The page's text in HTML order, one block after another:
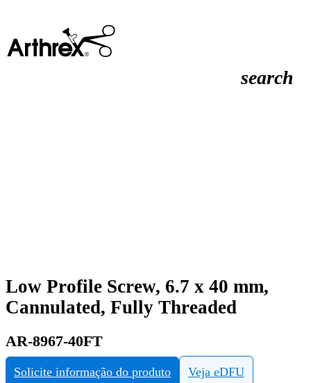
search
Low Profile Screw, 6.7 x 40 mm,
Cannulated, Fully Threaded
AR-8967-40FT
Solicite informação do produto Veja eDFU